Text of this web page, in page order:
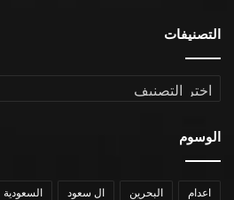
التصنيفات
التصنيفات
الوسوم
اعدام البحرين ال سعود السعودية